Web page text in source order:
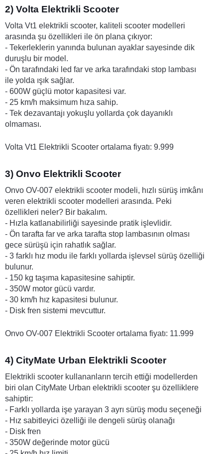
2) Volta Elektrikli Scooter
Volta Vt1 elektrikli scooter, kaliteli scooter modelleri
arasında şu özellikleri ile ön plana çıkıyor:
- Tekerleklerin yanında bulunan ayaklar sayesinde dik
duruşlu bir model.
- Ön tarafındaki led far ve arka tarafındaki stop lambası
ile yolda ışık sağlar.
- 600W güçlü motor kapasitesi var.
- 25 km/h maksimum hıza sahip.
- Tek dezavantajı yokuşlu yollarda çok dayanıklı
olmaması.
Volta Vt1 Elektrikli Scooter ortalama fiyatı: 9.999
3) Onvo Elektrikli Scooter
Onvo OV-007 elektrikli scooter modeli, hızlı sürüş imkânı
veren elektrikli scooter modelleri arasında. Peki
özellikleri neler? Bir bakalım.
- Hızla katlanabilirliği sayesinde pratik işlevlidir.
- Ön tarafta far ve arka tarafta stop lambasının olması
gece sürüşü için rahatlık sağlar.
- 3 farklı hız modu ile farklı yollarda işlevsel sürüş özelliği
bulunur.
- 150 kg taşıma kapasitesine sahiptir.
- 350W motor gücü vardır.
- 30 km/h hız kapasitesi bulunur.
- Disk fren sistemi mevcuttur.
Onvo OV-007 Elektrikli Scooter ortalama fiyatı: 11.999
4) CityMate Urban Elektrikli Scooter
Elektrikli scooter kullananların tercih ettiği modellerden
biri olan CityMate Urban elektrikli scooter şu özelliklere
sahiptir:
- Farklı yollarda işe yarayan 3 ayrı sürüş modu seçeneği
- Hız sabitleyici özelliği ile dengeli sürüş olanağı
- Disk fren
- 350W değerinde motor gücü